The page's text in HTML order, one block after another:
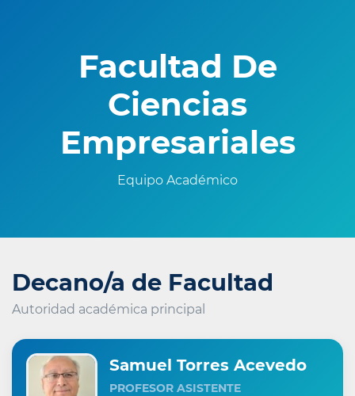
Facultad De
Ciencias
Empresariales
Equipo Académico
Decano/a de Facultad
Autoridad académica principal
Samuel Torres Acevedo
PROFESOR ASISTENTE